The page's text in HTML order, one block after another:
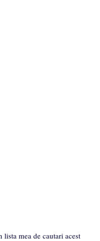
mea de cautari acest